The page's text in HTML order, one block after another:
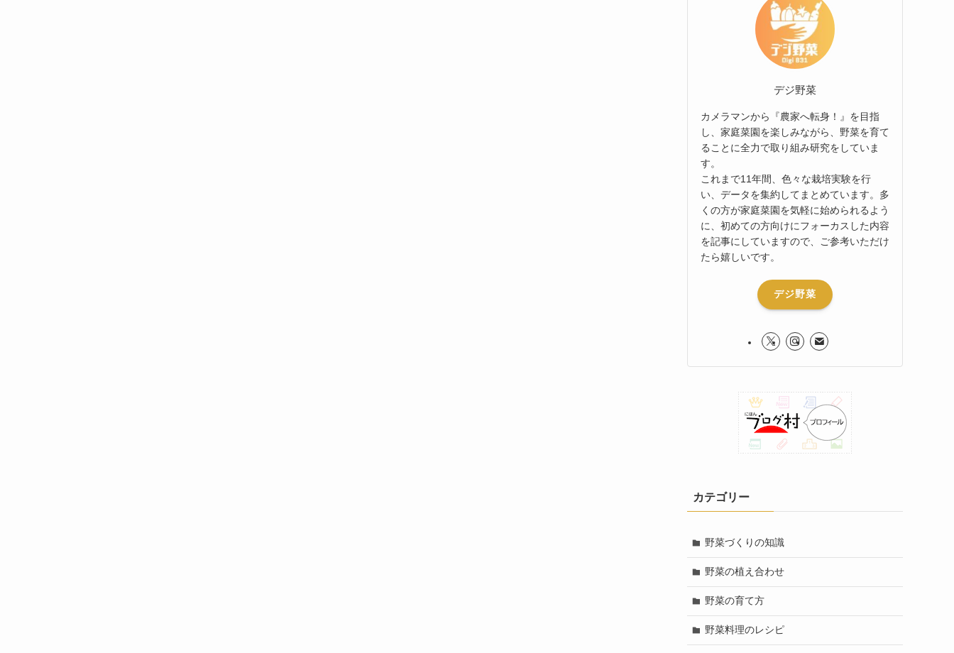
デジ野菜
カメラマンから『農家へ転身！』を目指
し、家庭菜園を楽しみながら、野菜を育て
ることに全力で取り組み研究をしていま
す。
これまで11年間、色々な栽培実験を行
い、データを集約してまとめています。多
くの方が家庭菜園を気軽に始められるよう
に、初めての方向けにフォーカスした内容
を記事にしていますので、ご参考いただけ
たら嬉しいです。
デジ野菜
カテゴリー
野菜づくりの知識
野菜の植え合わせ
野菜の育て方
野菜料理のレシピ